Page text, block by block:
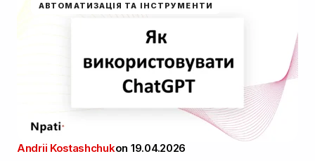
АВТОМАТИЗАЦІЯ ТА ІНСТРУМЕНТИ
Andrii Kostashchukon 19.04.2026